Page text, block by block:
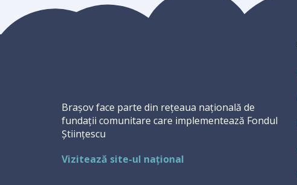
Brașov face parte din rețeaua națională de
fundații comunitare care implementează Fondul
Științescu
Vizitează site-ul național